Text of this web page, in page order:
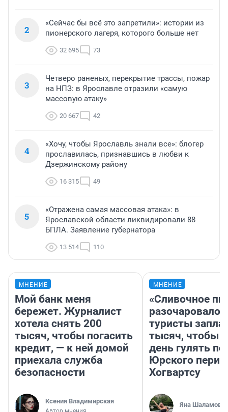
2
«Сейчас бы всё это запретили»: истории из
пионерского лагеря, которого больше нет
32 695 73
3
Четверо раненых, перекрытие трассы, пожар
на НПЗ: в Ярославле отразили «самую
массовую атаку»
20 667 42
4
«Хочу, чтобы Ярославль знали все»: блогер
прославилась, признавшись в любви к
Дзержинскому району
16 315 49
5
«Отражена самая массовая атака»: в
Ярославской области ликвидировали 88
БПЛА. Заявление губернатора
13 514 110
МНЕНИЕ
Мой банк меня
бережет. Журналист
хотела снять 200
тысяч, чтобы погасить
кредит, — к ней домой
приехала служба
безопасности
Ксения Владимирская
МНЕНИЕ
«Сливочное
разочаровало»:
туристы
тысяч, чтобы
день гулять по
Юрского
Хогвартсу
Яна Шаламова